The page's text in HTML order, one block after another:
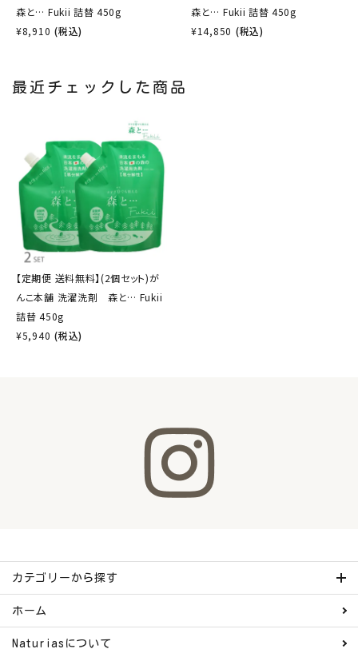
森と… Fukii 詰替 450g
¥8,910 (税込)
森と… Fukii 詰替 450g
¥14,850 (税込)
最近チェックした商品
【定期便 送料無料】(2個セット)が
んこ本舗 洗濯洗剤 森と… Fukii
詰替 450g
¥5,940 (税込)
カテゴリーから探す
ホーム
Naturiasについて